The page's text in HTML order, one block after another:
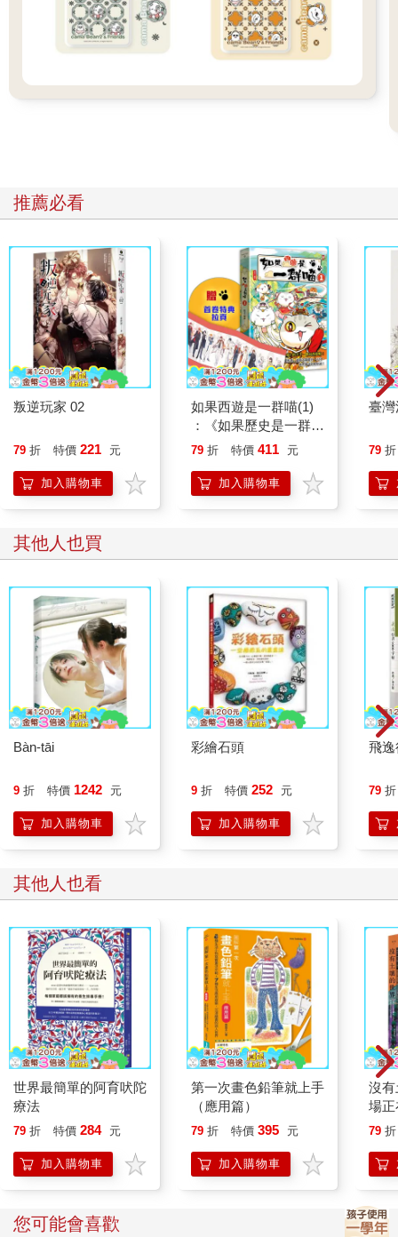
要。現代工業文明將種類更豐富、色澤更鮮豔的化學染料輸入並
應用，而延續千年的天然染料、顏料，包括藍染在內的許多手工
藝已不再為製造而存在。「手作」的興起也並不能帶來所謂的復
定、著色均勻的機器色的同時，重新尋味天然色彩的偶然與變
推薦必看
叛逆玩家 02
79 折 特價 221 元
加入購物車
如果西遊是一群喵(1)
：《如果歷史是一群
喵》作者最新力作，附
79 折 特價 411 元
加入購物車
臺
79 折
其他人也買
Bàn-tāi
9 折 特價 1242 元
加入購物車
彩繪石頭
9 折 特價 252 元
加入購物車
飛逸
79 折
其他人也看
世界最簡單的阿育吠陀
療法
79 折 特價 284 元
加入購物車
第一次畫色鉛筆就上手
（應用篇）
79 折 特價 395 元
加入購物車
沒
場
生
79 折
您可能會喜歡